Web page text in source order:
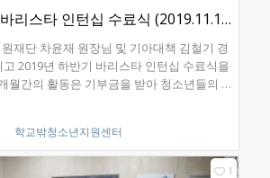
2019년 하반기 바리스타 인턴십 수료식 (2019.11.13.)
재단 차윤재 원장님 및 기아대책 김철기 경
료식을
학교밖청소년지원센터
1